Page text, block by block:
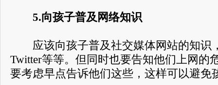
5.向孩子普及网络知识
应该向孩子普及社交媒体网站的知识
Twitter等等。但同时也要告知他们上网的
要考虑早点告诉他们这些，这样可以避免